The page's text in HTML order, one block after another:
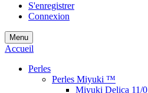
S'enregistrer
Connexion
Menu
Accueil
Perles
Perles Miyuki ™
Miyuki Delica 11/0